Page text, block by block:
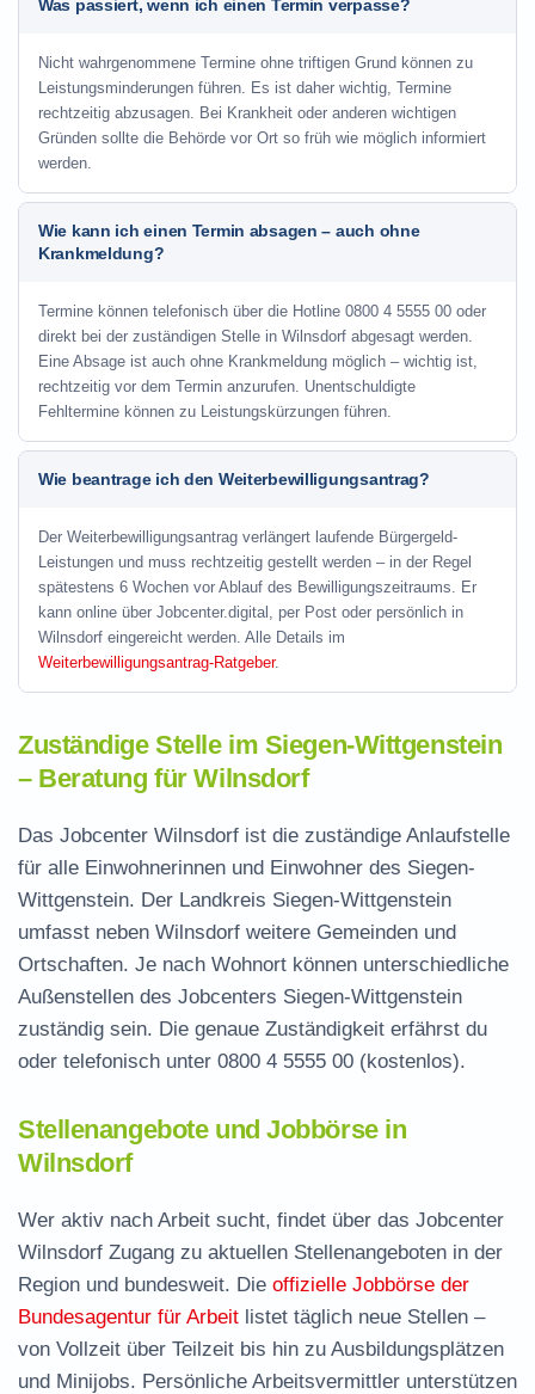
Was passiert, wenn ich einen Termin verpasse?
Nicht wahrgenommene Termine ohne triftigen Grund können zu
Leistungsminderungen führen. Es ist daher wichtig, Termine
rechtzeitig abzusagen. Bei Krankheit oder anderen wichtigen
Gründen sollte die Behörde vor Ort so früh wie möglich informiert
werden.
Wie kann ich einen Termin absagen – auch ohne
Krankmeldung?
Termine können telefonisch über die Hotline 0800 4 5555 00 oder
direkt bei der zuständigen Stelle in Wilnsdorf abgesagt werden.
Eine Absage ist auch ohne Krankmeldung möglich – wichtig ist,
rechtzeitig vor dem Termin anzurufen. Unentschuldigte
Fehltermine können zu Leistungskürzungen führen.
Wie beantrage ich den Weiterbewilligungsantrag?
Der Weiterbewilligungsantrag verlängert laufende Bürgergeld-
Leistungen und muss rechtzeitig gestellt werden – in der Regel
spätestens 6 Wochen vor Ablauf des Bewilligungszeitraums. Er
kann online über Jobcenter.digital, per Post oder persönlich in
Wilnsdorf eingereicht werden. Alle Details im
Weiterbewilligungsantrag-Ratgeber.
Zuständige Stelle im Siegen-Wittgenstein
– Beratung für Wilnsdorf
Das Jobcenter Wilnsdorf ist die zuständige Anlaufstelle
für alle Einwohnerinnen und Einwohner des Siegen-
Wittgenstein. Der Landkreis Siegen-Wittgenstein
umfasst neben Wilnsdorf weitere Gemeinden und
Ortschaften. Je nach Wohnort können unterschiedliche
Außenstellen des Jobcenters Siegen-Wittgenstein
zuständig sein. Die genaue Zuständigkeit erfährst du
oder telefonisch unter 0800 4 5555 00 (kostenlos).
Stellenangebote und Jobbörse in
Wilnsdorf
Wer aktiv nach Arbeit sucht, findet über das Jobcenter
Wilnsdorf Zugang zu aktuellen Stellenangeboten in der
Region und bundesweit. Die offizielle Jobbörse der
Bundesagentur für Arbeit listet täglich neue Stellen –
von Vollzeit über Teilzeit bis hin zu Ausbildungsplätzen
und Minijobs. Persönliche Arbeitsvermittler unterstützen